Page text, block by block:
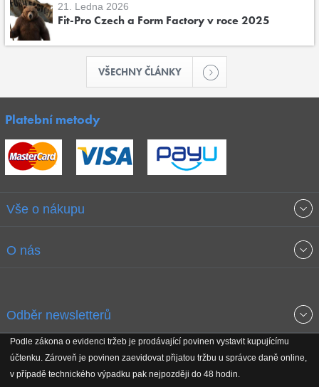
21. Ledna 2026
Fit-Pro Czech a Form Factory v roce 2025
VŠECHNY ČLÁNKY
Platební metody
Vše o nákupu
Obchodní podmínky
Reklamační řád
O nás
Koho podporujeme
Odběr newsletterů
Podle zákona o evidenci tržeb je prodávající povinen vystavit kupujícímu
účtenku. Zároveň je povinen zaevidovat přijatou tržbu u správce daně online,
v případě technického výpadku pak nejpozději do 48 hodin.